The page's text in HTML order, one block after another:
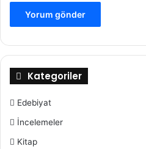
Kategoriler
Edebiyat
İncelemeler
Kitap